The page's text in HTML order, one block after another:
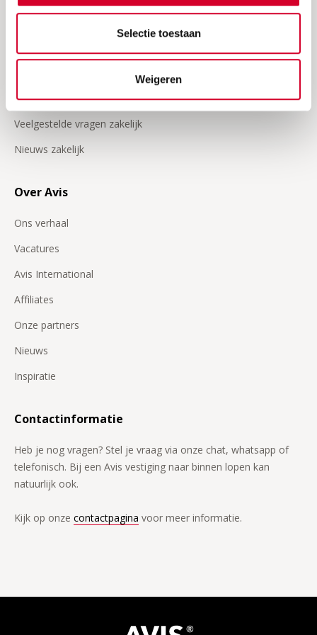
Selectie toestaan
Weigeren
Inloggen op Avis zakelijk
Veelgestelde vragen zakelijk
Nieuws zakelijk
Over Avis
Ons verhaal
Vacatures
Avis International
Affiliates
Onze partners
Nieuws
Inspiratie
Contactinformatie
Heb je nog vragen? Stel je vraag via onze chat, whatsapp of
telefonisch. Bij een Avis vestiging naar binnen lopen kan
natuurlijk ook.
Kijk op onze contactpagina voor meer informatie.